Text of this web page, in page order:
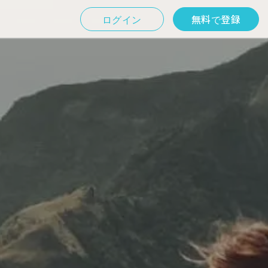
ログイン 無料で登録